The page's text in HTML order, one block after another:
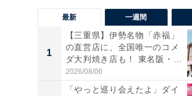
最新 一週間
1
【三重県】伊勢名物「赤福」
の直営店に、全国唯一のコメ
ダ大判焼き店も！ 東名阪・
伊...
2026/08/06
「やっと巡り会えたよ」ダイ